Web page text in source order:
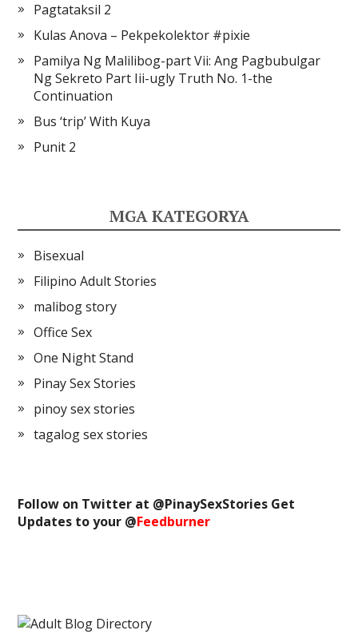
Pagtataksil 2
Kulas Anova – Pekpekolektor #pixie
Pamilya Ng Malilibog-part Vii: Ang Pagbubulgar
Ng Sekreto Part Iii-ugly Truth No. 1-the
Continuation
Bus ‘trip’ With Kuya
Punit 2
MGA KATEGORYA
Bisexual
Filipino Adult Stories
malibog story
Office Sex
One Night Stand
Pinay Sex Stories
pinoy sex stories
tagalog sex stories
Follow on Twitter at @PinaySexStories Get
Updates to your @Feedburner